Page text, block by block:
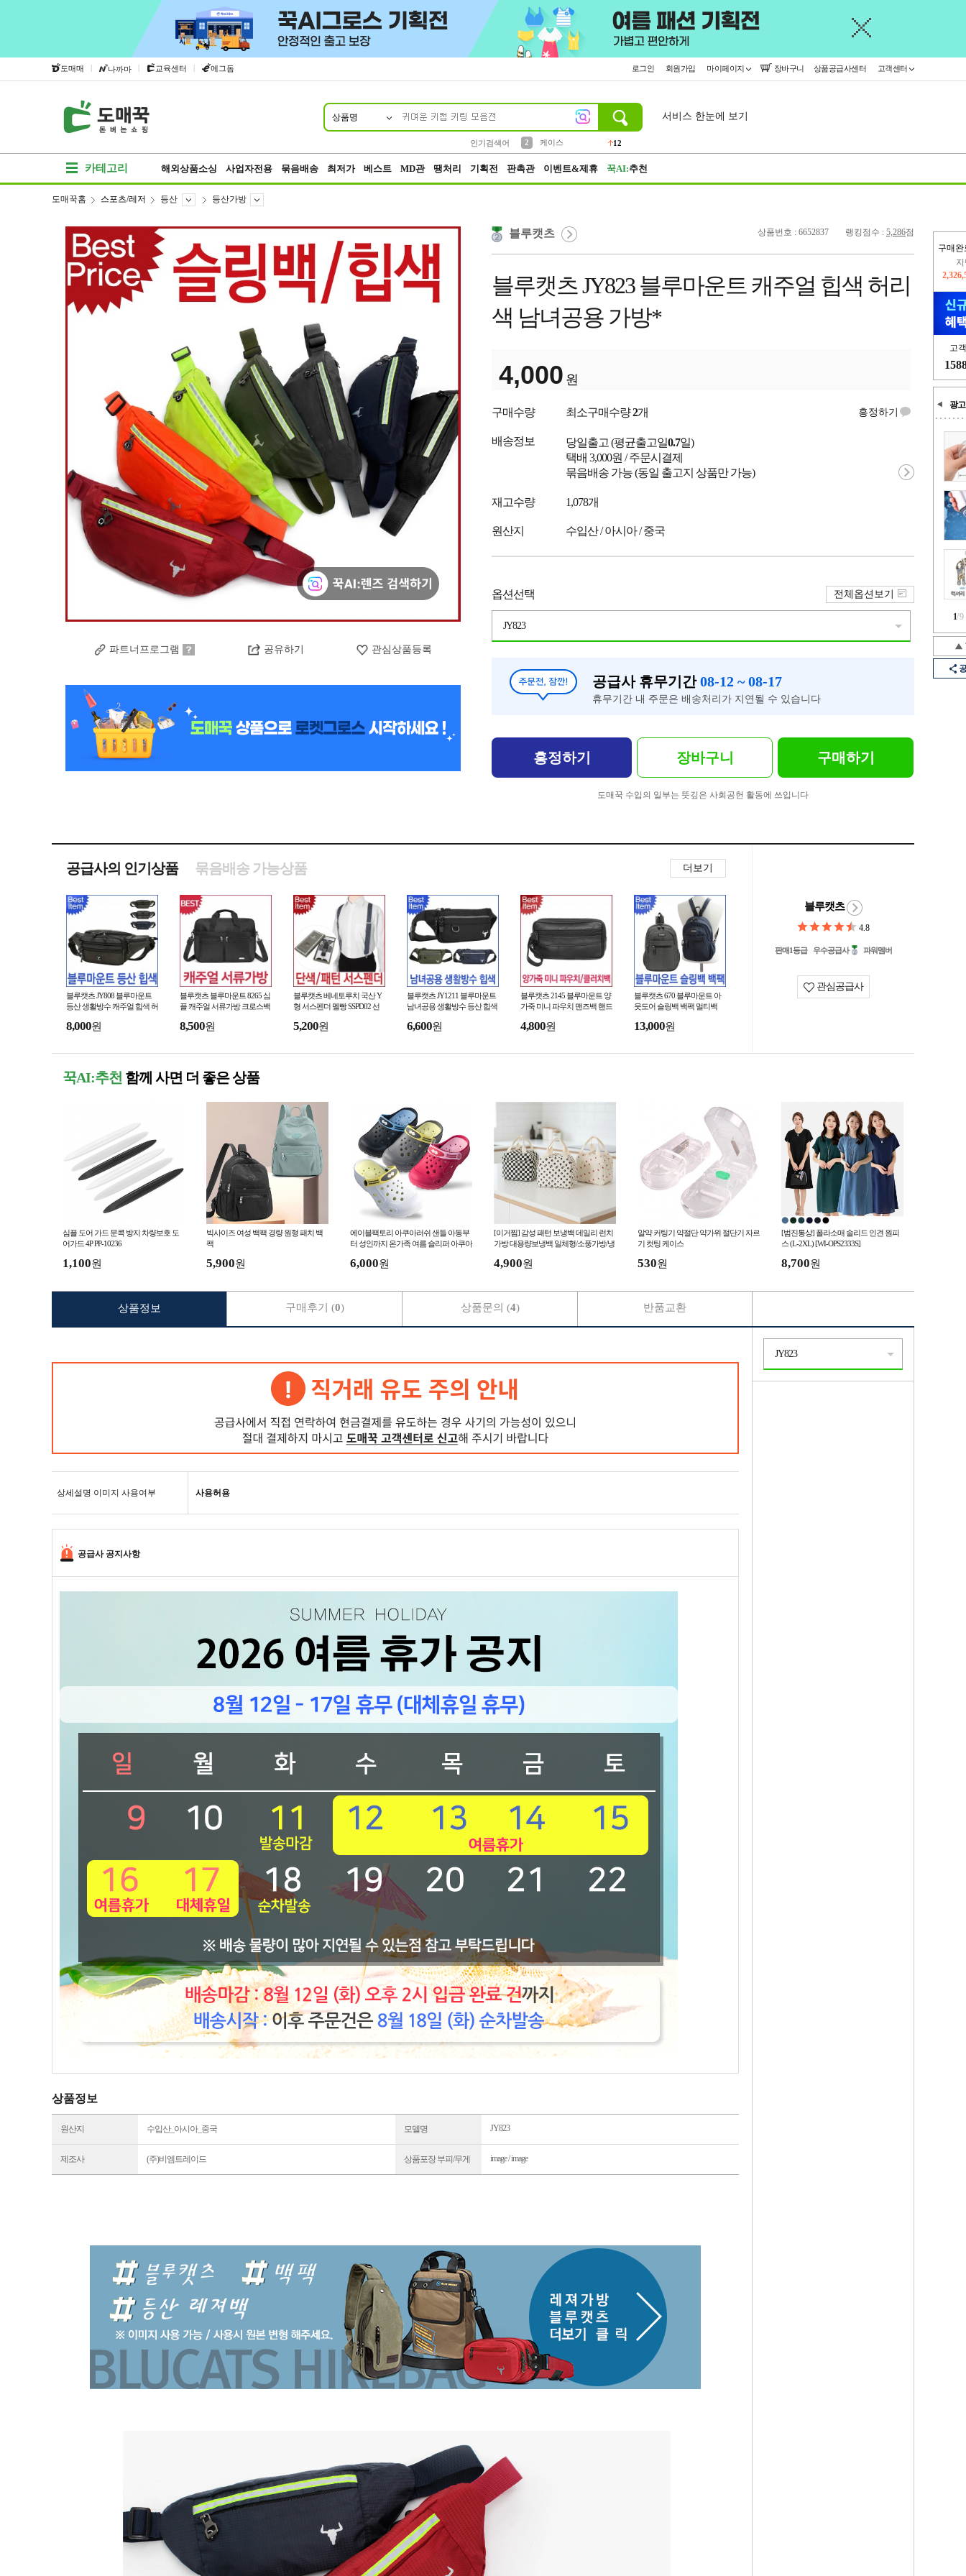
도매매 | 나까마 | 교육센터 | 에그돔 로그인 회원가입 마이페이지 장바구니 상품공급사센터 고객센터
상품명
인기검색어
2
케이스
12
서비스 한눈에 보기
카테고리 해외상품소싱 사업자전용 묶음배송 최저가 베스트 MD관 땡처리 기획전 판촉관 이벤트&제휴 꾹AI:추천
구매완
고
광고
1/9
도매꾹홈 스포츠/레저 등산 등산가방
파트너프로그램 공유하기 관심상품등록
상품번호 : 6652837 랭킹점수 : 5,286점
블루캣츠
블루캣츠 JY823 블루마운트 캐주얼 힙색 허리
색 남녀공용 가방*
4,000 원
구매수량 최소구매수량2개 흥정하기
배송정보 당일출고 (평균출고일0.7일)
택배 3,000원 / 주문시결제
묶음배송 가능 (동일 출고지 상품만 가능)
재고수량 1,078개
원산지 수입산 / 아시아 / 중국
옵션선택
JY823
전체옵션보기
공급사 휴무기간08-12 ~ 08-17
휴무기간 내 주문은 배송처리가 지연될 수 있습니다
흥정하기 장바구니 구매하기
도매꾹 수입의 일부는 뜻깊은 사회공헌 활동에 쓰입니다
공급사의 인기상품 더보기
묶음배송 가능상품
블루캣츠 JY808 블루마운트
등산 생활방수 캐주얼 힙색 허
8,000원
블루캣츠 블루마운트 8265 심
플 캐주얼 서류가방 크로스백
8,500원
블루캣츠 베네토루치 국산 Y
형 서스펜더 멜빵 SSPD02 선
5,200원
블루캣츠 JY1211 블루마운트
남녀공용 생활방수 등산 힙색
6,600원
블루캣츠 2145 블루마운트 양
가죽 미니 파우치 맨즈백 핸드
4,800원
블루캣츠 670 블루마운트 아
웃도어 슬링백 백팩 멀티백
13,000원
블루캣츠
4.8
판매1등급 우수공급사 파워멤버
관심공급사
꾹AI:추천 함께 사면 더 좋은 상품
심플 도어 가드 문콕 방지 차량보호 도
어가드 4P PP-10236
1,100원
빅사이즈 여성 백팩 경량 원형 패치 백
팩
5,900원
에이블팩토리 아쿠아러쉬 샌들 아동부
터 성인까지 온가족 여름 슬리퍼 아쿠아
6,000원
[이거찜] 감성 패턴 보냉백 데일리 런치
가방 대용량보냉백 일체형/소풍가방/냉
4,900원
알약 커팅기 약절단 약가위 절단기 자르
기 컷팅 케이스
530원
[범진통상] 폴라소매 솔리드 인견 원피
스 (L-2XL) [WI-OPS2333S]
8,700원
상세설명 이미지 사용여부 사용허용
공급사 공지사항
상품정보
원산지 수입산_아시아_중국 모델명 JY823
제조사 (주)비엠트레이드 상품포장 부피/무게 image / image
상품정보 구매후기 (0) 상품문의 (4) 반품교환
JY823